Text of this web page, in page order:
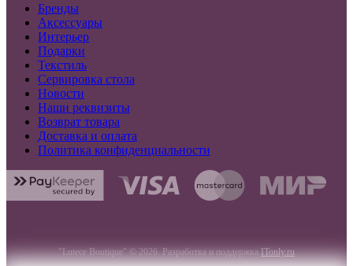
Бренды
Аксессуары
Интерьер
Подарки
Текстиль
Сервировка стола
Новости
Наши реквизиты
Возврат товара
Доставка и оплата
Политика конфиденциальности
"Lutece Boutique" © 2026. Разработка и поддержкаITonly.ru